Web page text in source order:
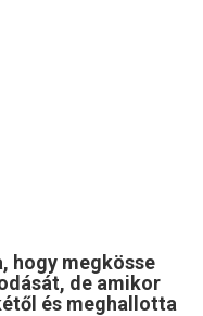
hogy megkösse
de amikor
és meghallotta